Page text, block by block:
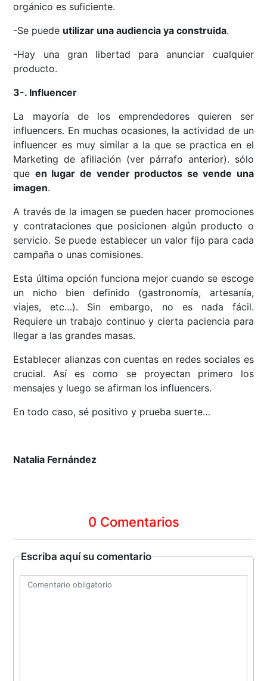
orgánico es suficiente.
-Se puede utilizar una audiencia ya construida.
-Hay una gran libertad para anunciar cualquier
producto.
3-. Influencer
La mayoría de los emprendedores quieren ser
influencers. En muchas ocasiones, la actividad de un
influencer es muy similar a la que se practica en el
Marketing de afiliación (ver párrafo anterior). sólo
que en lugar de vender productos se vende una
imagen.
A través de la imagen se pueden hacer promociones
y contrataciones que posicionen algún producto o
servicio. Se puede establecer un valor fijo para cada
campaña o unas comisiones.
Esta última opción funciona mejor cuando se escoge
un nicho bien definido (gastronomía, artesanía,
viajes, etc…). Sin embargo, no es nada fácil.
Requiere un trabajo continuo y cierta paciencia para
llegar a las grandes masas.
Establecer alianzas con cuentas en redes sociales es
crucial. Así es como se proyectan primero los
mensajes y luego se afirman los influencers.
En todo caso, sé positivo y prueba suerte…
Natalia Fernández
0 Comentarios
Escriba aquí su comentario